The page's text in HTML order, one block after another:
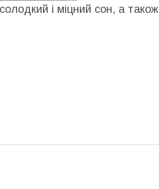
і міцний сон, а також